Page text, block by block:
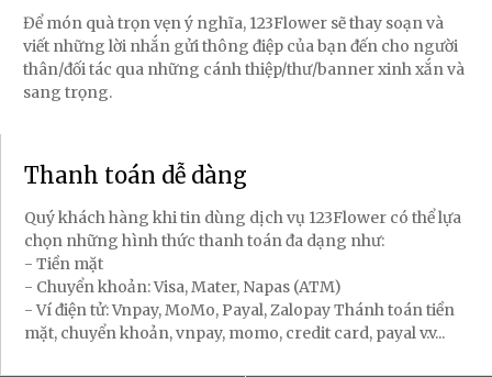
Để món quà trọn vẹn ý nghĩa, 123Flower sẽ thay soạn và
viết những lời nhắn gửi thông điệp của bạn đến cho người
thân/đối tác qua những cánh thiệp/thư/banner xinh xắn và
sang trọng.
Thanh toán dễ dàng
Quý khách hàng khi tin dùng dịch vụ 123Flower có thể lựa
chọn những hình thức thanh toán đa dạng như:
- Tiền mặt
- Chuyển khoản: Visa, Mater, Napas (ATM)
- Ví điện tử: Vnpay, MoMo, Payal, Zalopay Thánh toán tiền
mặt, chuyển khoản, vnpay, momo, credit card, payal v.v...